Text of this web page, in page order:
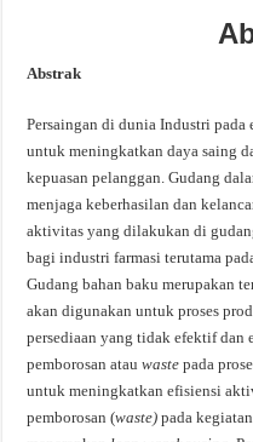
Abstrak
Persaingan di dunia Industri pada
untuk meningkatkan daya saing
kepuasan pelanggan. Gudang
menjaga keberhasilan dan
aktivitas yang dilakukan di
bagi industri farmasi terutama
Gudang bahan baku merupakan
akan digunakan untuk proses
persediaan yang tidak efektif dan
pemborosan atauwaste pada
untuk meningkatkan efisiensi
pemborosan (waste) pada